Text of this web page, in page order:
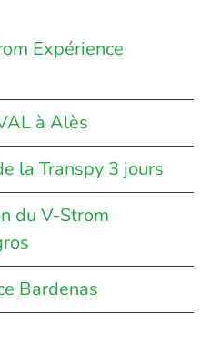
Expérience
à Alès
la Transpy 3 jours
du V-Strom
Bardenas